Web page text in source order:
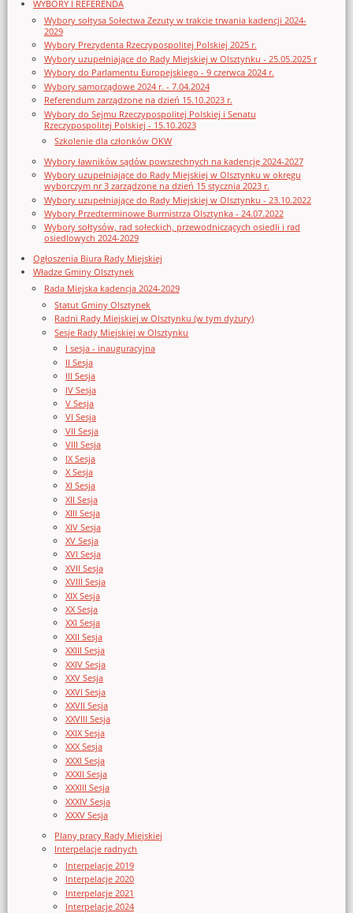
WYBORY I REFERENDA
Wybory sołtysa Sołectwa Zezuty w trakcie trwania kadencji 2024-
2029
Wybory Prezydenta Rzeczypospolitej Polskiej 2025 r.
Wybory uzupełniające do Rady Miejskiej w Olsztynku - 25.05.2025 r
Wybory do Parlamentu Europejskiego - 9 czerwca 2024 r.
Wybory samorządowe 2024 r. - 7.04.2024
Referendum zarządzone na dzień 15.10.2023 r.
Wybory do Sejmu Rzeczypospolitej Polskiej i Senatu
Rzeczypospolitej Polskiej - 15.10.2023
Szkolenie dla członków OKW
Wybory ławników sądów powszechnych na kadencję 2024-2027
Wybory uzupełniające do Rady Miejskiej w Olsztynku w okręgu
wyborczym nr 3 zarządzone na dzień 15 stycznia 2023 r.
Wybory uzupełniające do Rady Miejskiej w Olsztynku - 23.10.2022
Wybory Przedterminowe Burmistrza Olsztynka - 24.07.2022
Wybory sołtysów, rad sołeckich, przewodniczących osiedli i rad
osiedlowych 2024-2029
Ogłoszenia Biura Rady Miejskiej
Władze Gminy Olsztynek
Rada Miejska kadencja 2024-2029
Statut Gminy Olsztynek
Radni Rady Miejskiej w Olsztynku (w tym dyżury)
Sesje Rady Miejskiej w Olsztynku
I sesja - inauguracyjna
II Sesja
III Sesja
IV Sesja
V Sesja
VI Sesja
VII Sesja
VIII Sesja
IX Sesja
X Sesja
XI Sesja
XII Sesja
XIII Sesja
XIV Sesja
XV Sesja
XVI Sesja
XVII Sesja
XVIII Sesja
XIX Sesja
XX Sesja
XXI Sesja
XXII Sesja
XXIII Sesja
XXIV Sesja
XXV Sesja
XXVI Sesja
XXVII Sesja
XXVIII Sesja
XXIX Sesja
XXX Sesja
XXXI Sesja
XXXII Sesja
XXXIII Sesja
XXXIV Sesja
XXXV Sesja
Plany pracy Rady Miejskiej
Interpelacje radnych
Interpelacje 2019
Interpelacje 2020
Interpelacje 2021
Interpelacje 2024